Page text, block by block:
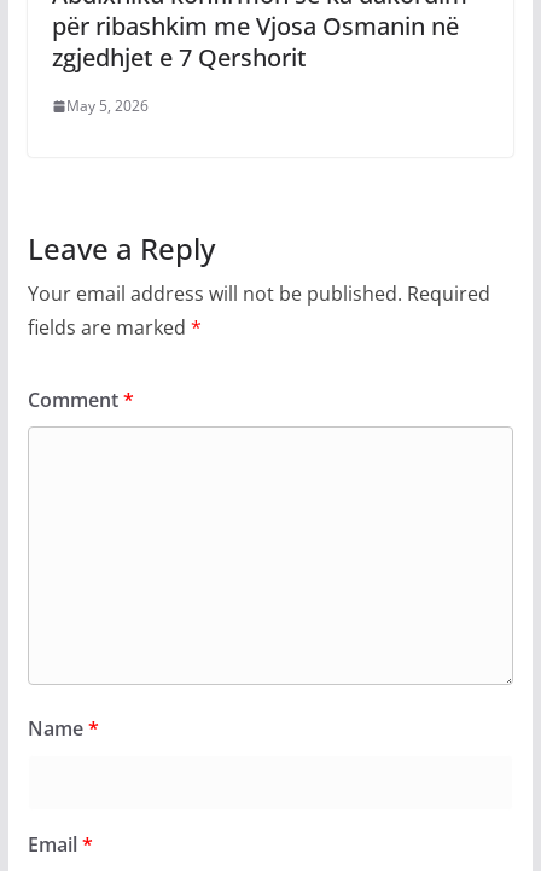
për ribashkim me Vjosa Osmanin në
zgjedhjet e 7 Qershorit
May 5, 2026
Leave a Reply
Your email address will not be published. Required
fields are marked *
Comment*
Name*
Email*